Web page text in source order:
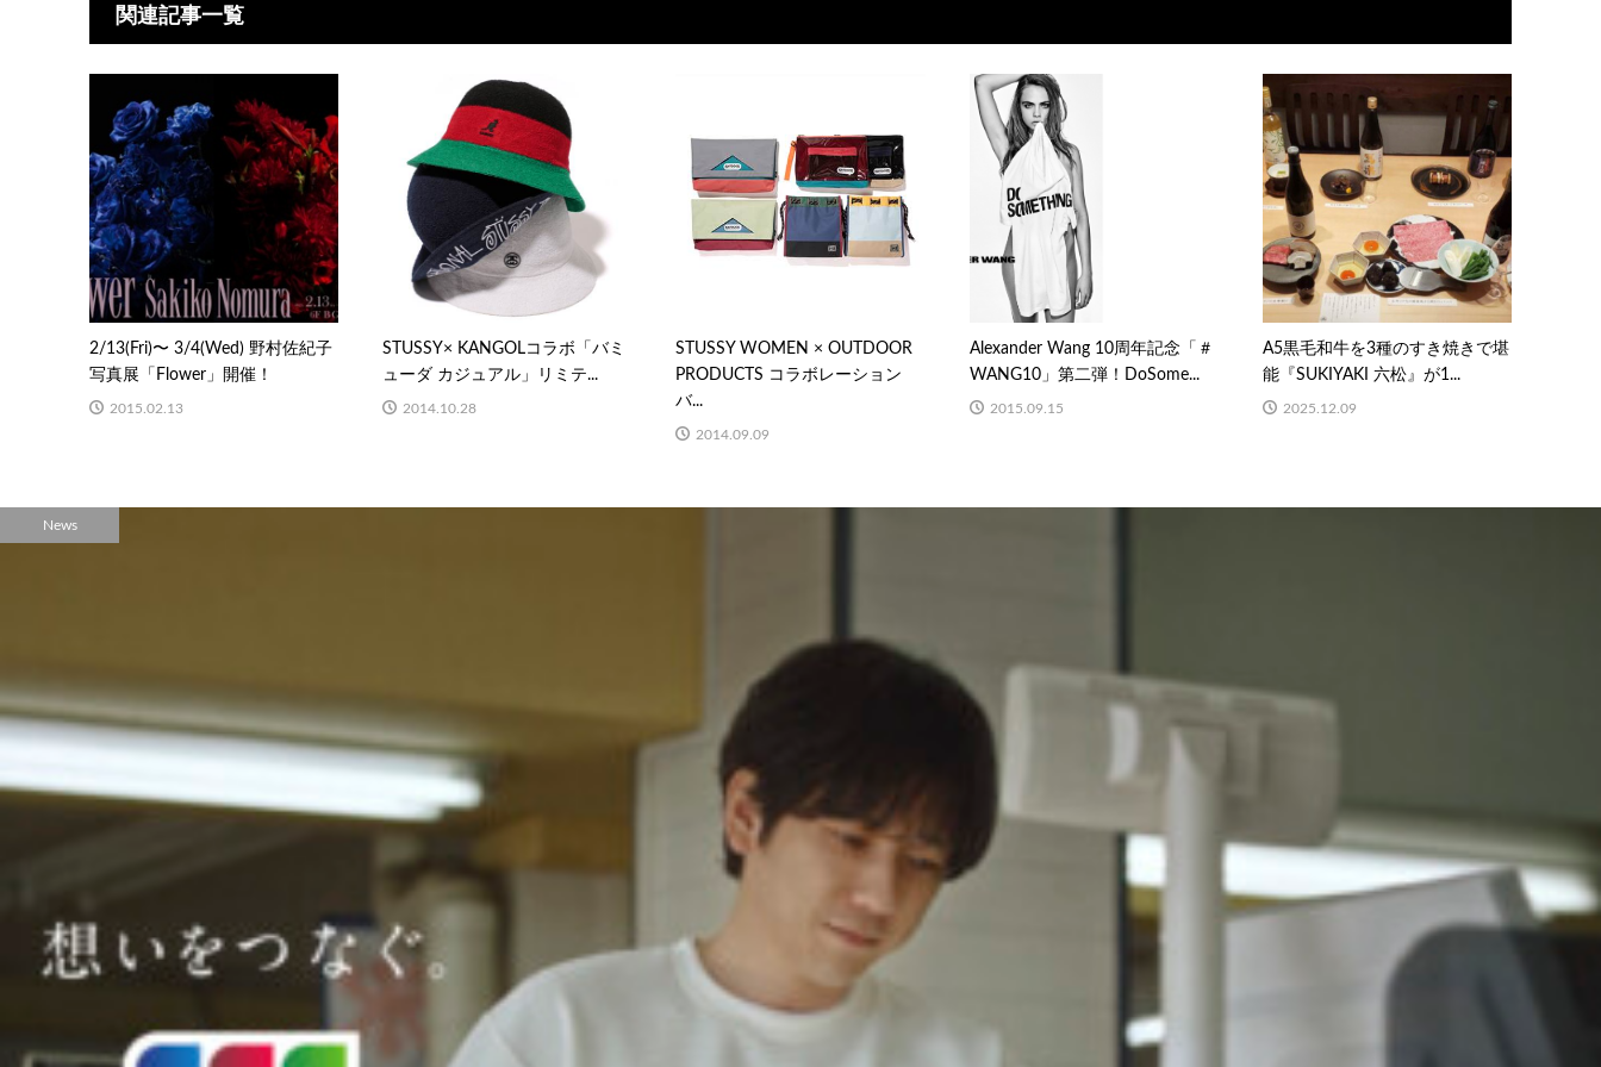
関連記事一覧
2/13(Fri)〜 3/4(Wed) 野村佐紀子
写真展「Flower」開催！
2015.02.13
STUSSY× KANGOLコラボ「バミ
ューダ カジュアル」リミテ...
2014.10.28
STUSSY WOMEN × OUTDOOR
PRODUCTS コラボレーション
バ...
2014.09.09
Alexander Wang 10周年記念「＃
WANG10」第二弾！DoSome...
2015.09.15
A5黒毛和牛を3種のすき焼きで堪
能『SUKIYAKI 六松』が1...
2025.12.09
News